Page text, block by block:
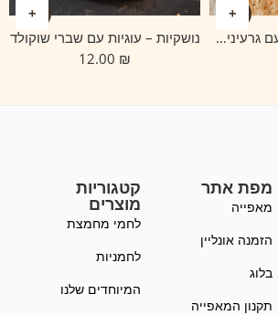
עוגיות גבינה מלוחות עם גרעינים בצורת דסקיות נושקיות – עוגיות עם שברי שוקולד
₪
מפת אתר
מאפייה
הזמנה אונליין
בלוג
תקנון המאפייה
קטגוריות
מוצרים
לחמי מחמצת
לחמניות
המיוחדים שלנו